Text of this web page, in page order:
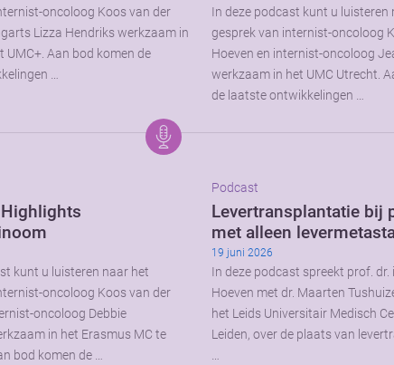
oncoloog Koos van der
Lizza Hendriks werkzaam in
UMC+. Aan bod komen de
…
In deze podcast kunt u luisteren
gesprek van internist-oncoloog
Hoeven en internist-oncoloog
werkzaam in het UMC Utrecht.
de laatste ontwikkelingen …
Highlights
kunt u luisteren naar het
oncoloog Koos van der
oncoloog Debbie
in het Erasmus MC te
bod komen de …
Podcast
Levertransplantatie bij
met alleen
19 juni 2026
In deze podcast spreekt prof. dr.
Hoeven met dr. Maarten
het Leids Universitair Medisch
Leiden, over de plaats van
…